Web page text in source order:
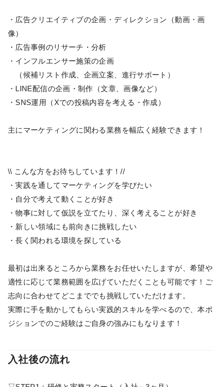
・広告クリエイティブの企画・ディレクション（動画・画
像）
・広告事例のリサーチ・分析
・インフルエンサー施策の企画
（候補リスト作成、企画立案、進行サポート）
・LINE配信の企画・制作（文章、画像など）
・SNS運用（Xでの投稿内容を考える・作成）
主にマーケティングに関わる業務を幅広く経験できます！
\\ こんな方をお待ちしています！//
・実践を通してマーケティングを学びたい
・自分で考えて動くことが好き
・物事に対して仮説を立てたり、深く考えることが好き
・新しい領域にも前向きに挑戦したい
・長く関われる環境を探している
最初は出来るところから業務をお任せいたしますが、希望や
適性に応じて業務範囲を広げていただくことも可能です！ご
志向に合わせてどこまででも挑戦していただけます。
実際に手を動かしてもらい実践的スキルを学べるので、本ポ
ジションでのご経験はご自身の強みにもなります！
入社後の流れ